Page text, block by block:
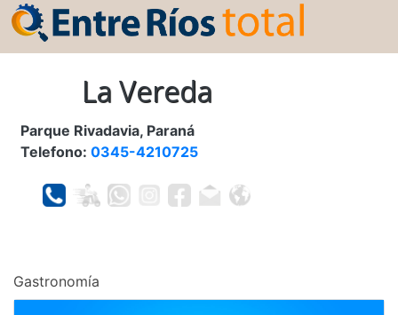
La Vereda
Parque Rivadavia, Paraná
Telefono: 0345-4210725
Gastronomía